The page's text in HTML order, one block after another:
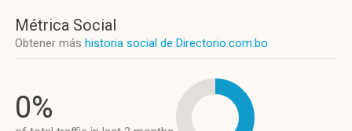
Métrica Social
Obtener más historia social de Directorio.com.bo
0%